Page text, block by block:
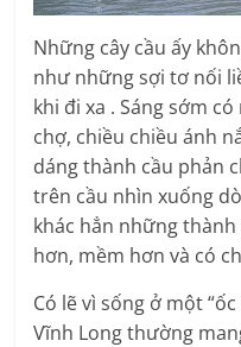
Những cây cầu ấy
như những sợi tơ nối
khi đi xa . Sáng sớm
chợ, chiều chiều ánh
dáng thành cầu phản
trên cầu nhìn xuống
khác hẳn những
hơn, mềm hơn và có
Có lẽ vì sống ở một
Vĩnh Long thường